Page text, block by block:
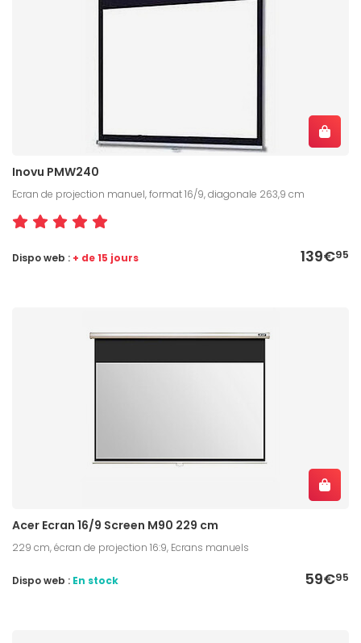
Inovu PMW240
Ecran de projection manuel, format 16/9, diagonale 263,9 cm
139€95
Dispo web : + de 15 jours
Acer Ecran 16/9 Screen M90 229 cm
229 cm, écran de projection 16:9, Ecrans manuels
59€95
Dispo web : En stock